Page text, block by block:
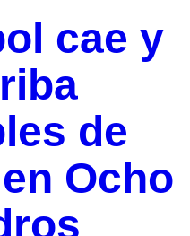
cae y
de
en Ocho